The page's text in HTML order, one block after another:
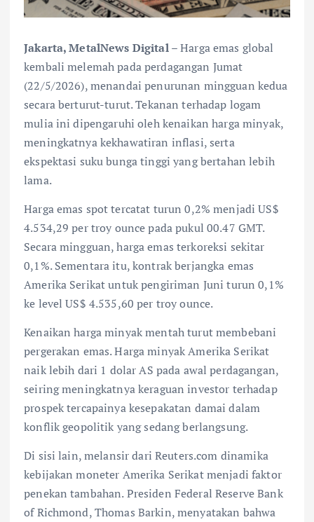
Jakarta, MetalNews Digital– Harga emas global
kembali melemah pada perdagangan Jumat
(22/5/2026), menandai penurunan mingguan kedua
secara berturut-turut. Tekanan terhadap logam
mulia ini dipengaruhi oleh kenaikan harga minyak,
meningkatnya kekhawatiran inflasi, serta
ekspektasi suku bunga tinggi yang bertahan lebih
lama.
Harga emas spot tercatat turun 0,2% menjadi US$
4.534,29 per troy ounce pada pukul 00.47 GMT.
Secara mingguan, harga emas terkoreksi sekitar
0,1%. Sementara itu, kontrak berjangka emas
Amerika Serikat untuk pengiriman Juni turun 0,1%
ke level US$ 4.535,60 per troy ounce.
Kenaikan harga minyak mentah turut membebani
pergerakan emas. Harga minyak Amerika Serikat
naik lebih dari 1 dolar AS pada awal perdagangan,
seiring meningkatnya keraguan investor terhadap
prospek tercapainya kesepakatan damai dalam
konflik geopolitik yang sedang berlangsung.
Di sisi lain, melansir dari Reuters.com dinamika
kebijakan moneter Amerika Serikat menjadi faktor
penekan tambahan. Presiden Federal Reserve Bank
of Richmond, Thomas Barkin, menyatakan bahwa